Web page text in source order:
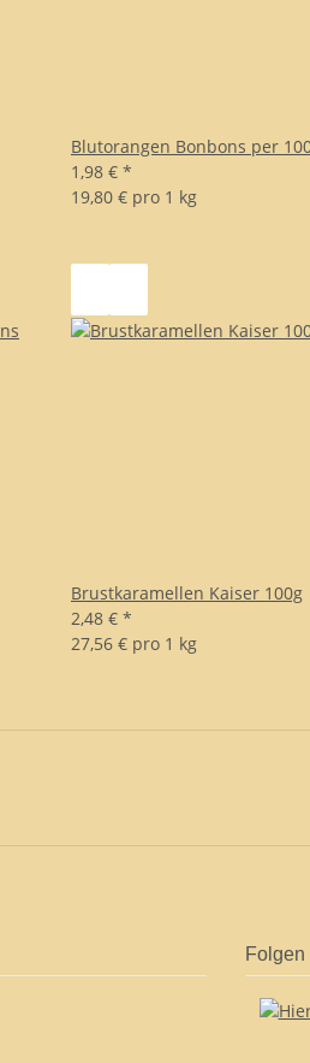
Blutorangen Bonbons per
1,98 € *
19,80 € pro 1 kg
Brustkaramellen Kaiser 100g
2,48 € *
27,56 € pro 1 kg
Folgen